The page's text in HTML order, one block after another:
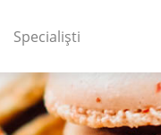
Specialiști